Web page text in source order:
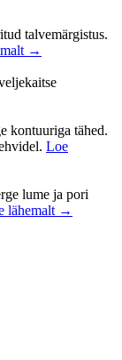
talvemärgistus.
→
kontuuriga tähed.
Loe
lume ja pori
lähemalt →